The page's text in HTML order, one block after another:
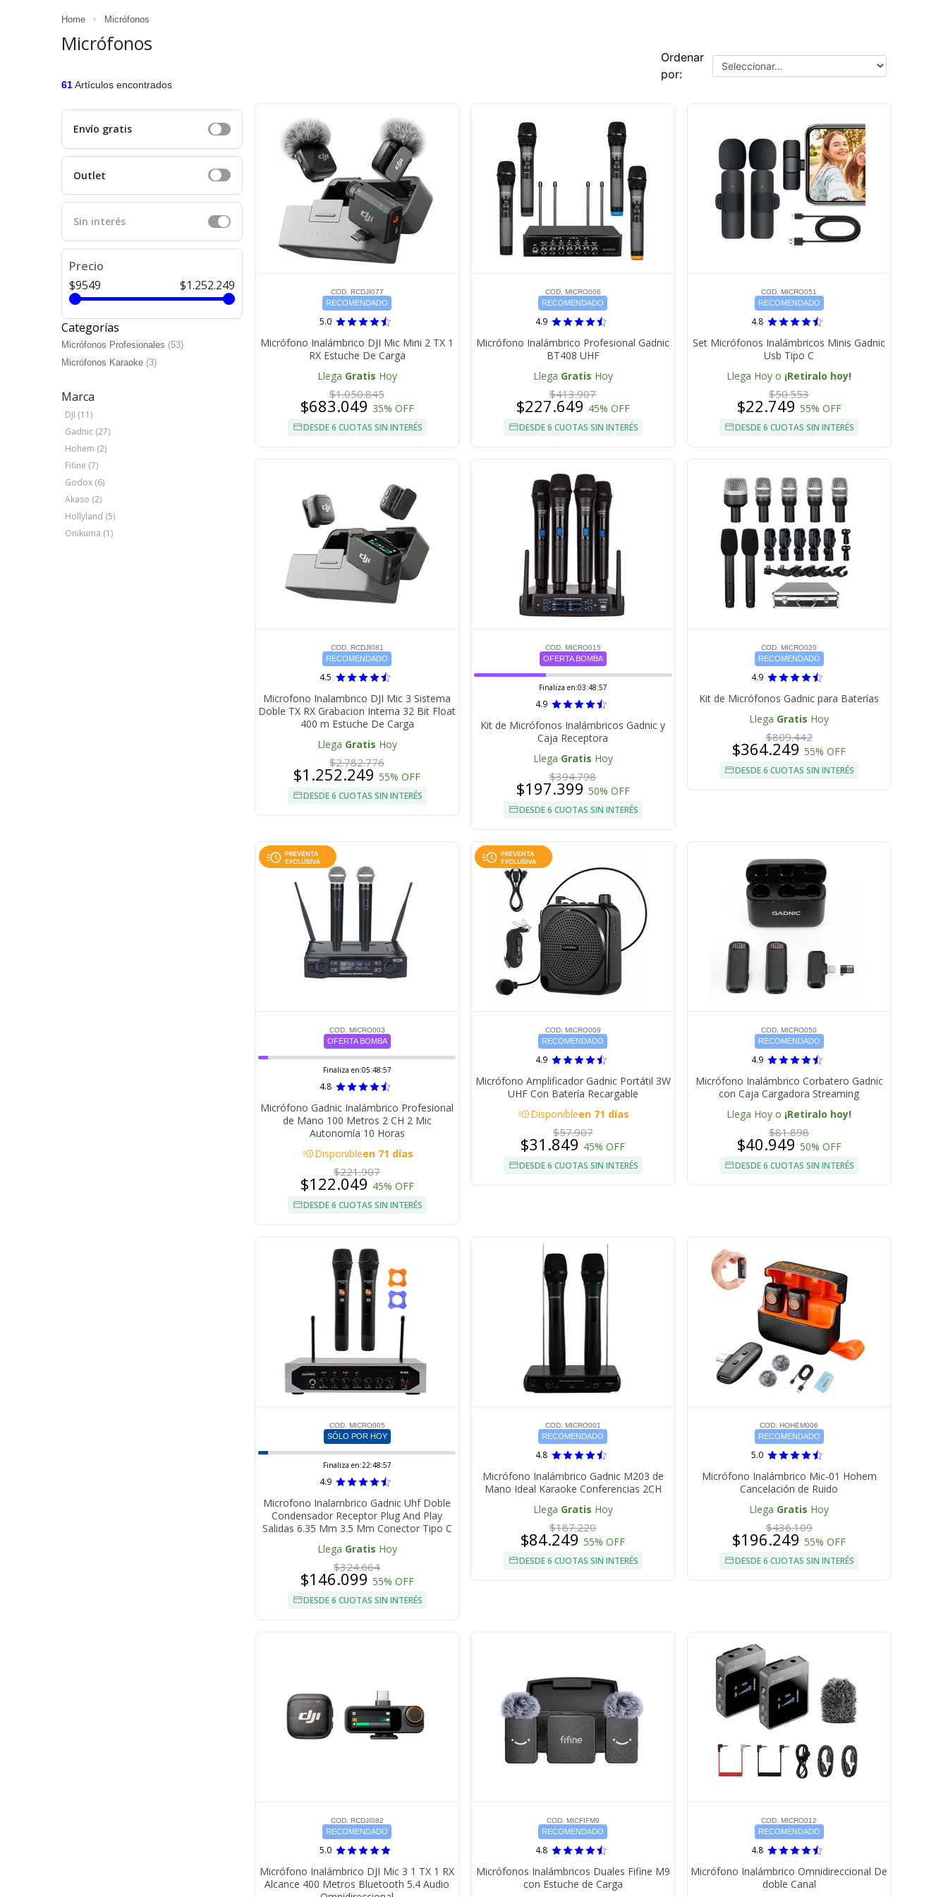
Home Micrófonos
Micrófonos
61Artículos encontrados
Envío gratis
Outlet
Sin interés
Precio
$9549
$1.252.249
Categorías
Micrófonos Profesionales (53)
Micrófonos Karaoke (3)
Marca
DJI (11)
Gadnic (27)
Hohem (2)
Fifine (7)
Godox (6)
Akaso (2)
Hollyland (5)
Onikuma (1)
Ordenar
por:
COD. RCDJI077
RECOMENDADO
5.0
Micrófono Inalámbrico DJI Mic Mini 2 TX 1
RX Estuche De Carga
Llega Gratis Hoy
$1.050.845
$683.049 35% OFF
DESDE 6 CUOTAS SIN INTERÉS
COD. MICRO006
RECOMENDADO
4.9
Micrófono Inalámbrico Profesional Gadnic
BT408 UHF
Llega Gratis Hoy
$413.907
$227.649 45% OFF
DESDE 6 CUOTAS SIN INTERÉS
COD. MICRO051
RECOMENDADO
4.8
Set Micrófonos Inalámbricos Minis Gadnic
Usb Tipo C
Llega Hoy o ¡Retiralo hoy!
$50.553
$22.749 55% OFF
DESDE 6 CUOTAS SIN INTERÉS
COD. RCDJI081
RECOMENDADO
4.5
Microfono Inalambrico DJI Mic 3 Sistema
Doble TX RX Grabacion Interna 32 Bit Float
400 m Estuche De Carga
Llega Gratis Hoy
$2.782.776
$1.252.249 55% OFF
DESDE 6 CUOTAS SIN INTERÉS
COD. MICRO015
OFERTA BOMBA
Finaliza en:03:48:56
4.9
Kit de Micrófonos Inalámbricos Gadnic y
Caja Receptora
Llega Gratis Hoy
$394.798
$197.399 50% OFF
DESDE 6 CUOTAS SIN INTERÉS
COD. MICRO020
RECOMENDADO
4.9
Kit de Micrófonos Gadnic para Baterías
Llega Gratis Hoy
$809.442
$364.24955% OFF
DESDE 6 CUOTAS SIN INTERÉS
COD. MICRO003
OFERTA BOMBA
Finaliza en:05:48:56
4.8
Micrófono Gadnic Inalámbrico Profesional
de Mano 100 Metros 2 CH 2 Mic
Autonomía 10 Horas
acuteDisponibleen 71 días
$221.907
$122.049 45% OFF
DESDE 6 CUOTAS SIN INTERÉS
COD. MICRO009
RECOMENDADO
4.9
Micrófono Amplificador Gadnic Portátil 3W
UHF Con Batería Recargable
acuteDisponibleen 71 días
$57.907
$31.849 45% OFF
DESDE 6 CUOTAS SIN INTERÉS
COD. MICRO050
RECOMENDADO
4.9
Micrófono Inalámbrico Corbatero Gadnic
con Caja Cargadora Streaming
Llega Hoy o ¡Retiralo hoy!
$81.898
$40.949 50% OFF
DESDE 6 CUOTAS SIN INTERÉS
COD. MICRO005
SÓLO POR HOY
Finaliza en:22:48:56
4.9
Microfono Inalambrico Gadnic Uhf Doble
Condensador Receptor Plug And Play
Salidas 6.35 Mm 3.5 Mm Conector Tipo C
Llega Gratis Hoy
$324.664
$146.099 55% OFF
DESDE 6 CUOTAS SIN INTERÉS
COD. MICRO001
RECOMENDADO
4.8
Micrófono Inalámbrico Gadnic M203 de
Mano Ideal Karaoke Conferencias 2CH
Llega Gratis Hoy
$187.220
$84.24955% OFF
DESDE 6 CUOTAS SIN INTERÉS
COD. HOHEM006
RECOMENDADO
5.0
Micrófono Inalámbrico Mic-01 Hohem
Cancelación de Ruido
Llega Gratis Hoy
$436.109
$196.24955% OFF
DESDE 6 CUOTAS SIN INTERÉS
COD. RCDJI082
RECOMENDADO
5.0
Micrófono Inalámbrico DJI Mic 3 1 TX 1 RX
Alcance 400 Metros Bluetooth 5.4 Audio
COD. MICFIFM9
RECOMENDADO
4.8
Micrófonos Inalámbricos Duales Fifine M9
con Estuche de Carga
COD. MICRO012
RECOMENDADO
4.8
Micrófono Inalámbrico Omnidireccional De
doble Canal